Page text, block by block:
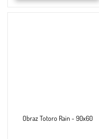
Obraz Totoro Rain - 90x60